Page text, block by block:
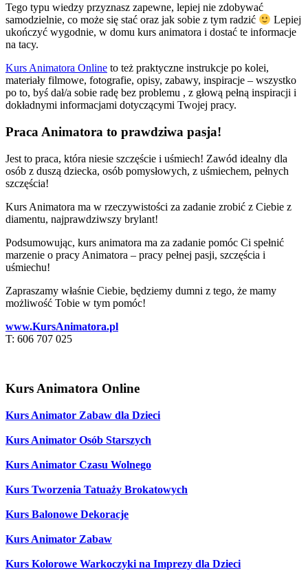
Tego typu wiedzy przyznasz zapewne, lepiej nie zdobywać
samodzielnie, co może się stać oraz jak sobie z tym radzić
Lepiej
ukończyć wygodnie, w domu kurs animatora i dostać te informacje
na tacy.
Kurs Animatora Online to też praktyczne instrukcje po kolei,
materiały filmowe, fotografie, opisy, zabawy, inspiracje – wszystko
po to, byś dał/a sobie radę bez problemu , z głową pełną inspiracji i
dokładnymi informacjami dotyczącymi Twojej pracy.
Praca Animatora to prawdziwa pasja!
Jest to praca, która niesie szczęście i uśmiech! Zawód idealny dla
osób z duszą dziecka, osób pomysłowych, z uśmiechem, pełnych
szczęścia!
Kurs Animatora ma w rzeczywistości za zadanie zrobić z Ciebie z
diamentu, najprawdziwszy brylant!
Podsumowując, kurs animatora ma za zadanie pomóc Ci spełnić
marzenie o pracy Animatora – pracy pełnej pasji, szczęścia i
uśmiechu!
Zapraszamy właśnie Ciebie, będziemy dumni z tego, że mamy
możliwość Tobie w tym pomóc!
www.KursAnimatora.pl
T: 606 707 025
Kurs Animatora Online
Kurs Animator Zabaw dla Dzieci
Kurs Animator Osób Starszych
Kurs Animator Czasu Wolnego
Kurs Tworzenia Tatuaży Brokatowych
Kurs Balonowe Dekoracje
Kurs Animator Zabaw
Kurs Kolorowe Warkoczyki na Imprezy dla Dzieci